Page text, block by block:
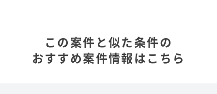
この案件と似た条件の
おすすめ案件情報はこちら